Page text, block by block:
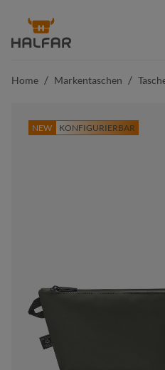
springen
Home / Markentaschen /
NEW KONFIGURIERBAR